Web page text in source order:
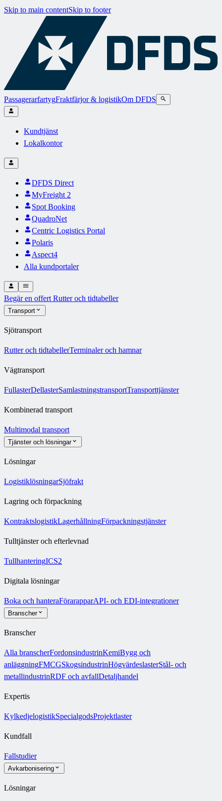
Skip to main contentSkip to footer
PassagerarfartygFraktfärjor & logistikOm DFDS
Kundtjänst
Lokalkontor
DFDS Direct
MyFreight 2
Spot Booking
QuadroNet
Centric Logistics Portal
Polaris
Aspect4
Alla kundportaler
Begär en offert Rutter och tidtabeller
Transport
Sjötransport
Rutter och tidtabellerTerminaler och hamnar
Vägtransport
FullasterDellasterSamlastningstransportTransporttjänster
Kombinerad transport
Multimodal transport
Tjänster och lösningar
Lösningar
LogistiklösningarSjöfrakt
Lagring och förpackning
KontraktslogistikLagerhållningFörpackningstjänster
Tulltjänster och efterlevnad
TullhanteringICS2
Digitala lösningar
Boka och hanteraFörarapparAPI- och EDI-integrationer
Branscher
Branscher
Alla branscherFordonsindustrinKemiBygg och
anläggningFMCGSkogsindustrinHögvärdeslasterStål- och
metallindustrinRDF och avfallDetaljhandel
Expertis
KylkedjelogistikSpecialgodsProjektlaster
Kundfall
Fallstudier
Avkarbonisering
Lösningar